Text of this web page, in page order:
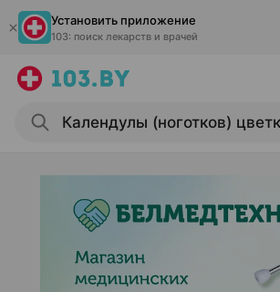
Установить приложение
103: поиск лекарств и врачей